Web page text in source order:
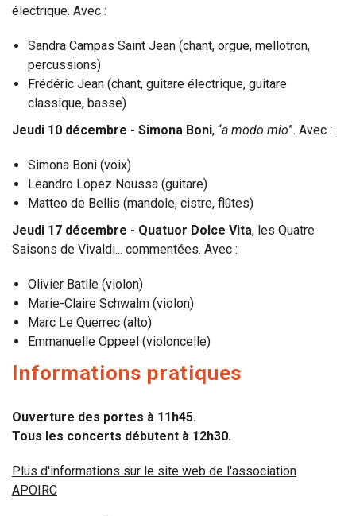
électrique. Avec :
Sandra Campas Saint Jean (chant, orgue, mellotron,
percussions)
Frédéric Jean (chant, guitare électrique, guitare
classique, basse)
Jeudi 10 décembre - Simona Boni, “a modo mio”. Avec :
Simona Boni (voix)
Leandro Lopez Noussa (guitare)
Matteo de Bellis (mandole, cistre, flûtes)
Jeudi 17 décembre - Quatuor Dolce Vita, les Quatre
Saisons de Vivaldi... commentées. Avec :
Olivier Batlle (violon)
Marie-Claire Schwalm (violon)
Marc Le Querrec (alto)
Emmanuelle Oppeel (violoncelle)
Informations pratiques
Ouverture des portes à 11h45.
Tous les concerts débutent à 12h30.
Plus d'informations sur le site web de l'association
APOIRC